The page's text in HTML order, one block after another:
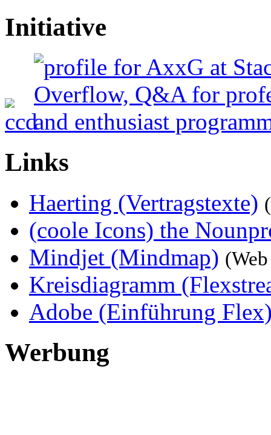
Initiative
Links
Haerting (Vertragstexte)
(coole Icons) the
Mindjet (Mindmap)
Kreisdiagramm
Adobe (Einführung
Werbung